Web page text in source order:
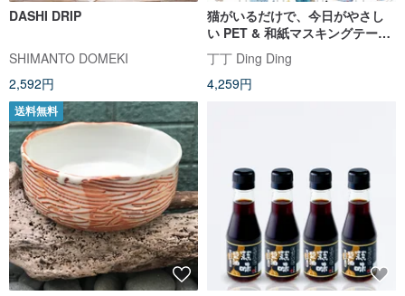
DASHI DRIP
SHIMANTO DOMEKI
2,592円
猫がいるだけで、今日がやさし
い PET & 和紙マスキングテープ
(kiss-cut)
丁丁 Ding Ding
4,259円
送料無料